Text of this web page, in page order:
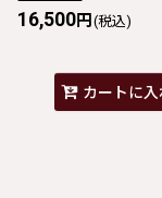
16,500円 (税込)
カートに入